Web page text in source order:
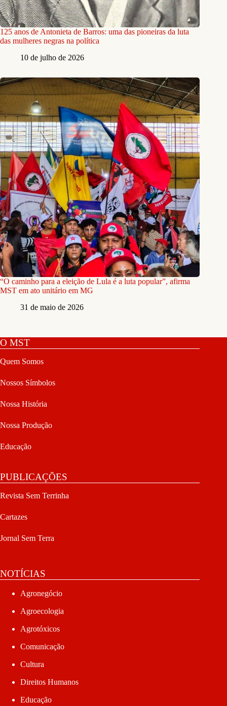
125 anos de Antonieta de Barros: uma das pioneiras da luta
das mulheres negras na política
10 de julho de 2026
“O caminho para a eleição de Lula é a luta popular”, afirma
MST em ato unitário em MG
31 de maio de 2026
O MST
Quem Somos
Nossos Símbolos
Nossa História
Nossa Produção
Educação
PUBLICAÇÕES
Revista Sem Terrinha
Cartazes
Jornal Sem Terra
NOTÍCIAS
Agronegócio
Agroecologia
Agrotóxicos
Comunicação
Cultura
Direitos Humanos
Educação